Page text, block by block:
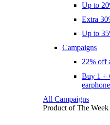
Up to
Extra
Up to
Campaigns
22% off
Buy 1 +
All Campaigns
Product of The Week